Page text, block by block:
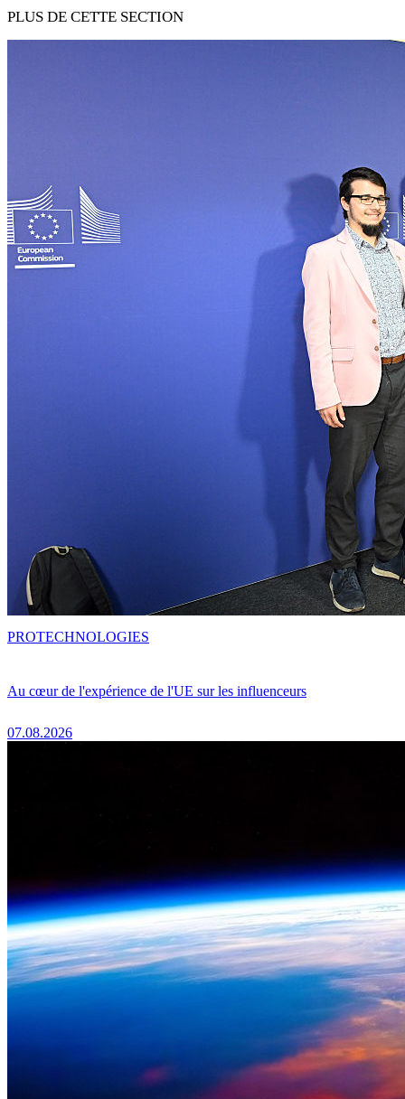
PLUS DE CETTE SECTION
Au cœur de l'expérience de l'UE sur les influenceurs
07.08.2026
PROTECHNOLOGIES